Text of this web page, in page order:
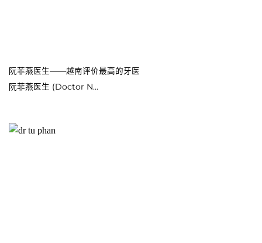
阮菲燕医生——越南评价最高的牙医
阮菲燕医生 (Doctor N...